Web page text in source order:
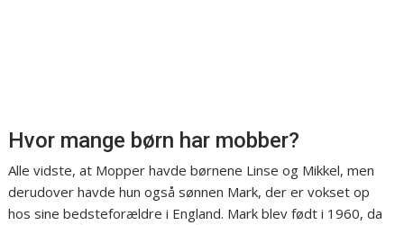
Hvor mange børn har mobber?
Alle vidste, at Mopper havde børnene Linse og Mikkel, men
derudover havde hun også sønnen Mark, der er vokset op
hos sine bedsteforældre i England. Mark blev født i 1960, da